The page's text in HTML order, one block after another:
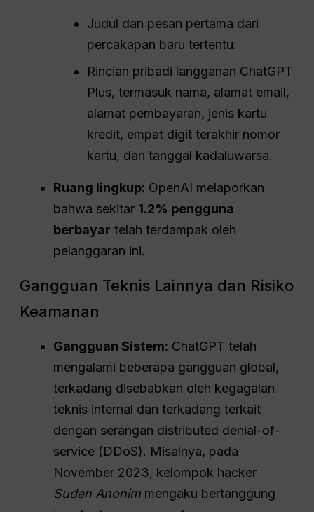
Judul dan pesan pertama dari
percakapan baru tertentu.
Rincian pribadi langganan ChatGPT
Plus, termasuk nama, alamat email,
alamat pembayaran, jenis kartu
kredit, empat digit terakhir nomor
kartu, dan tanggal kadaluwarsa.
Ruang lingkup: OpenAI melaporkan
bahwa sekitar 1.2% pengguna
berbayar telah terdampak oleh
pelanggaran ini.
Gangguan Teknis Lainnya dan Risiko
Keamanan
Gangguan Sistem: ChatGPT telah
mengalami beberapa gangguan global,
terkadang disebabkan oleh kegagalan
teknis internal dan terkadang terkait
dengan serangan distributed denial-of-
service (DDoS). Misalnya, pada
November 2023, kelompok hacker
Sudan Anonim mengaku bertanggung